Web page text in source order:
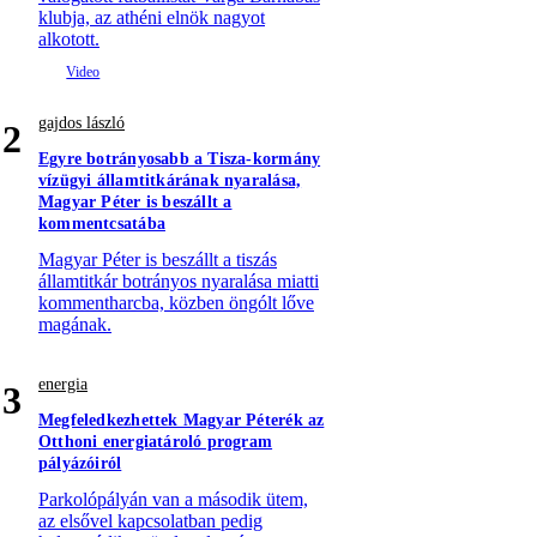
klubja, az athéni elnök nagyot
alkotott.
2
gajdos lászló
Egyre botrányosabb a Tisza-kormány
vízügyi államtitkárának nyaralása,
Magyar Péter is beszállt a
kommentcsatába
Magyar Péter is beszállt a tiszás
államtitkár botrányos nyaralása miatti
kommentharcba, közben öngólt lőve
magának.
3
energia
Megfeledkezhettek Magyar Péterék az
Otthoni energiatároló program
pályázóiról
Parkolópályán van a második ütem,
az elsővel kapcsolatban pedig